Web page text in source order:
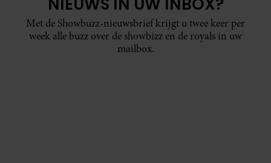
Met de Showbuzz-nieuwsbrief krijgt u twee keer per
week alle buzz over de showbizz en de royals in uw
mailbox.